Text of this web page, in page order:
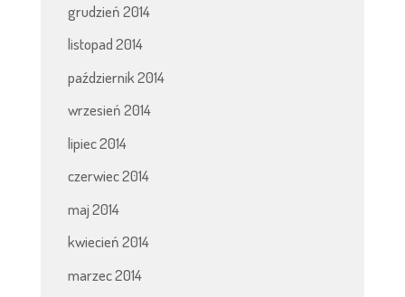
grudzień 2014
listopad 2014
październik 2014
wrzesień 2014
lipiec 2014
czerwiec 2014
maj 2014
kwiecień 2014
marzec 2014